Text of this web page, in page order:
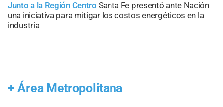
Junto a la Región Centro Santa Fe presentó ante Nación
una iniciativa para mitigar los costos energéticos en la
industria
+ Área Metropolitana